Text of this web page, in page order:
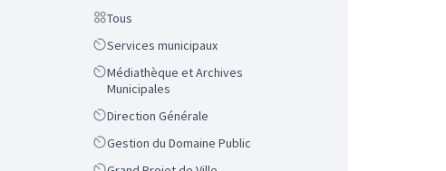
Scope
Tous
ScopeServices municipaux
Scope
Médiathèque et Archives
Municipales
ScopeDirection Générale
ScopeGestion du Domaine Public